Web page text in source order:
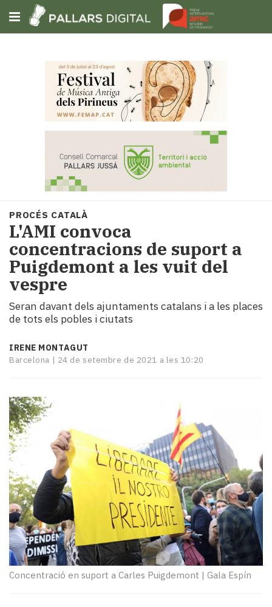
Subscriu-t'hi
Portada
Societat
Política
i
municipis
Economia
i
turisme
Cultura
Esports
tant!
TV
mitjans
El
temps
Reportatges
Entrevistes
Enquestes
A
escena!
Dis
la
teva!
Subscriptors
La
newsletter
PROCÉS CATALÀ
L'AMI convoca
concentracions de suport a
Puigdemont a les vuit del
vespre
Seran davant dels ajuntaments catalans i a les places
de tots els pobles i ciutats
IRENE MONTAGUT
Barcelona | 24 de setembre de 2021 a les 10:20
Concentració en suport a Carles Puigdemont | Gala Espín